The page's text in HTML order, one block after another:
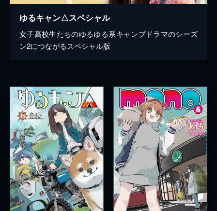
ゆるキャン△スペシャル
女子高校生たちのゆるゆる系キャンプドラマのシーズ
ン2につながるスペシャル版